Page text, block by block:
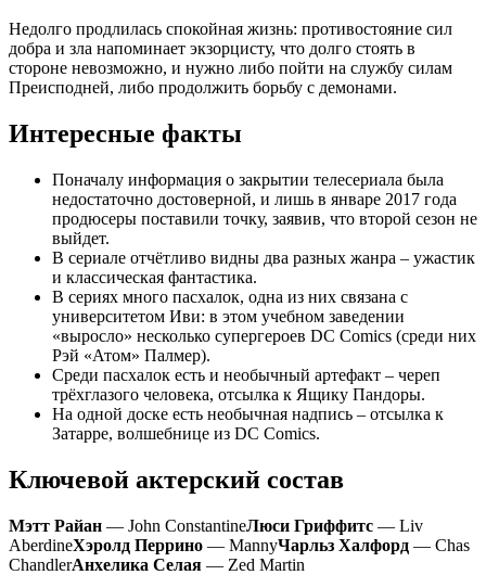
Недолго продлилась спокойная жизнь: противостояние сил
добра и зла напоминает экзорцисту, что долго стоять в
стороне невозможно, и нужно либо пойти на службу силам
Преисподней, либо продолжить борьбу с демонами.
Интересные факты
Поначалу информация о закрытии телесериала была
недостаточно достоверной, и лишь в январе 2017 года
продюсеры поставили точку, заявив, что второй сезон не
выйдет.
В сериале отчётливо видны два разных жанра – ужастик
и классическая фантастика.
В сериях много пасхалок, одна из них связана с
университетом Иви: в этом учебном заведении
«выросло» несколько супергероев DC Comics (среди них
Рэй «Атом» Палмер).
Среди пасхалок есть и необычный артефакт – череп
трёхглазого человека, отсылка к Ящику Пандоры.
На одной доске есть необычная надпись – отсылка к
Затарре, волшебнице из DC Comics.
Ключевой актерский состав
Мэтт Райан — John ConstantineЛюси Гриффитс — Liv
AberdineХэролд Перрино — MannyЧарльз Халфорд — Chas
ChandlerАнхелика Селая — Zed Martin